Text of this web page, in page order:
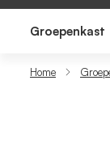
Groepenkast
Home